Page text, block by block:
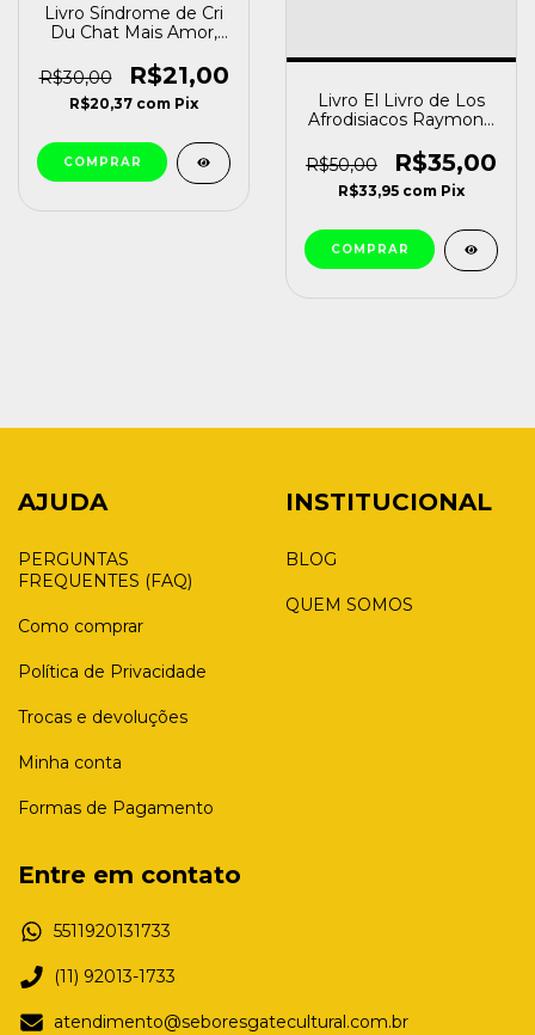
Livro Síndrome de Cri
Du Chat Mais Amor,
Sandra Doria Xavier /
Fernando da Silva
Xavier / Monica Levy
R$30,00 R$21,00
R$20,37 com Pix
Livro El Livro de Los
Afrodisiacos Raymond
R$50,00
R$35,00
R$33,95 com Pix
AJUDA
PERGUNTAS
FREQUENTES (FAQ)
Como comprar
Política de Privacidade
Trocas e devoluções
Minha conta
Formas de Pagamento
INSTITUCIONAL
BLOG
QUEM SOMOS
Entre em contato
5511920131733
(11) 92013-1733
atendimento@seboresgatecultural.com.br